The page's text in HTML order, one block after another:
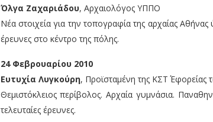
Όλγα Ζαχαριάδου, Αρχαιολόγος ΥΠΠΟ
Νέα στοιχεία για την τοπογραφία της αρχαίας
έρευνες στο κέντρο της πόλης.
24 Φεβρουαρίου 2010
Ευτυχία Λυγκούρη, Προϊσταμένη της ΚΣΤ΄ Εφορείας
Θεμιστόκλειος περίβολος. Αρχαία γυμνάσια.
τελευταίες έρευνες.